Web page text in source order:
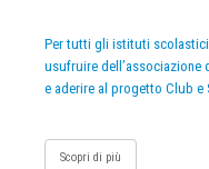
Per tutti gli istituti
usufruire dell’associazione
e aderire al progetto Club e
Scopri di più